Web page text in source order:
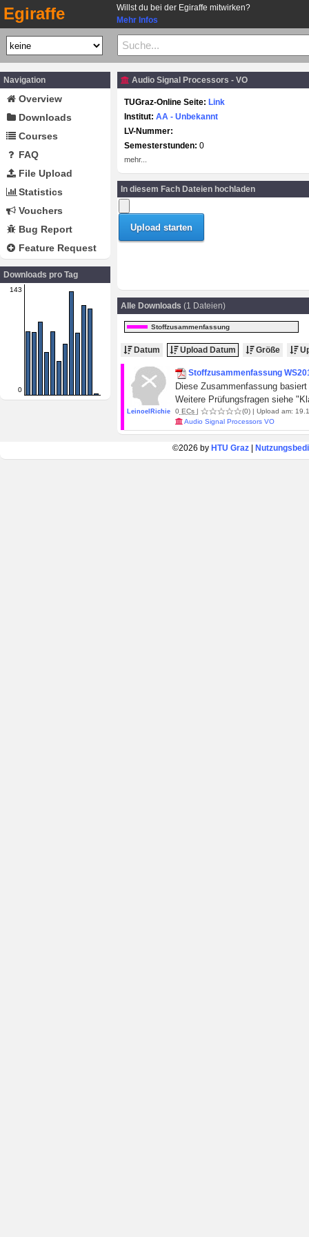
Egiraffe
Willst du bei der Egiraffe mitwirken?
Mehr Infos
Navigation
Overview
Downloads
Courses
FAQ
File Upload
Statistics
Vouchers
Bug Report
Feature Request
Downloads pro Tag
143
0
Audio Signal Processors - VO
TUGraz-Online Seite: Link
Institut: AA - Unbekannt
LV-Nummer:
Semesterstunden: 0
mehr...
In diesem Fach Dateien hochladen
Alle Downloads (1 Dateien)
Stoffzusammenfassung
Datum Upload Datum Größe
LeinoelRichie
Stoffzusammenfassung
Diese Zusammenfassung
Weitere Prüfungsfragen siehe
0 ECs | (0) | Upload am:
Audio Signal Processors VO
©2026 by HTU Graz|